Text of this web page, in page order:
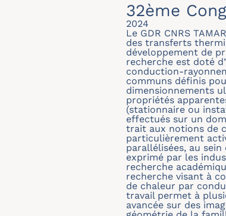
32ème
2024
Le GDR CNRS
des transferts
développement de
recherche est doté
conduction-
communs définis
dimensionnements
propriétés
(stationnaire ou
effectués sur un
trait aux notions de
particulièrement
parallélisées, au
exprimé par les
recherche
recherche visant à
de chaleur par
travail permet à
avancée sur des